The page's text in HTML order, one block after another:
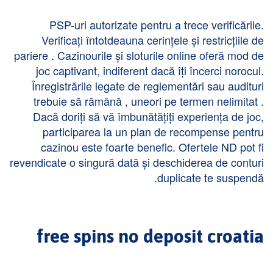
PSP-uri autorizate pentru a trece verificările.
Verificați întotdeauna cerințele și restricțiile de
pariere . Cazinourile și sloturile online oferă mod de
joc captivant, indiferent dacă îți încerci norocul.
Înregistrările legate de reglementări sau audituri
trebuie să rămână , uneori pe termen nelimitat .
Dacă doriți să vă îmbunătățiți experiența de joc,
participarea la un plan de recompense pentru
cazinou este foarte benefic. Ofertele ND pot fi
revendicate o singură dată și deschiderea de conturi
duplicate te suspendă.
free spins no deposit croatia